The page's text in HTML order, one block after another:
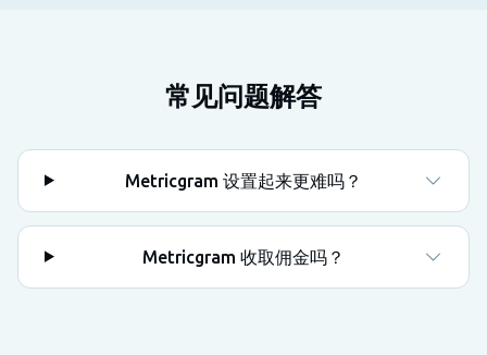
常见问题解答
Metricgram 设置起来更难吗？
Metricgram 收取佣金吗？